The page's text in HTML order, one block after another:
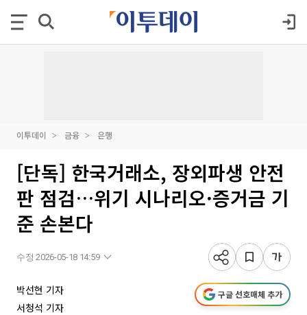
이투데이 금융 은행
[단독] 한국거래소, 장외파생 안전
판 점검…위기 시나리오·증거금 기
준 손본다
수정 2026-05-18 14:59
박선현 기자
서청석 기자
구글 선호매체 추가